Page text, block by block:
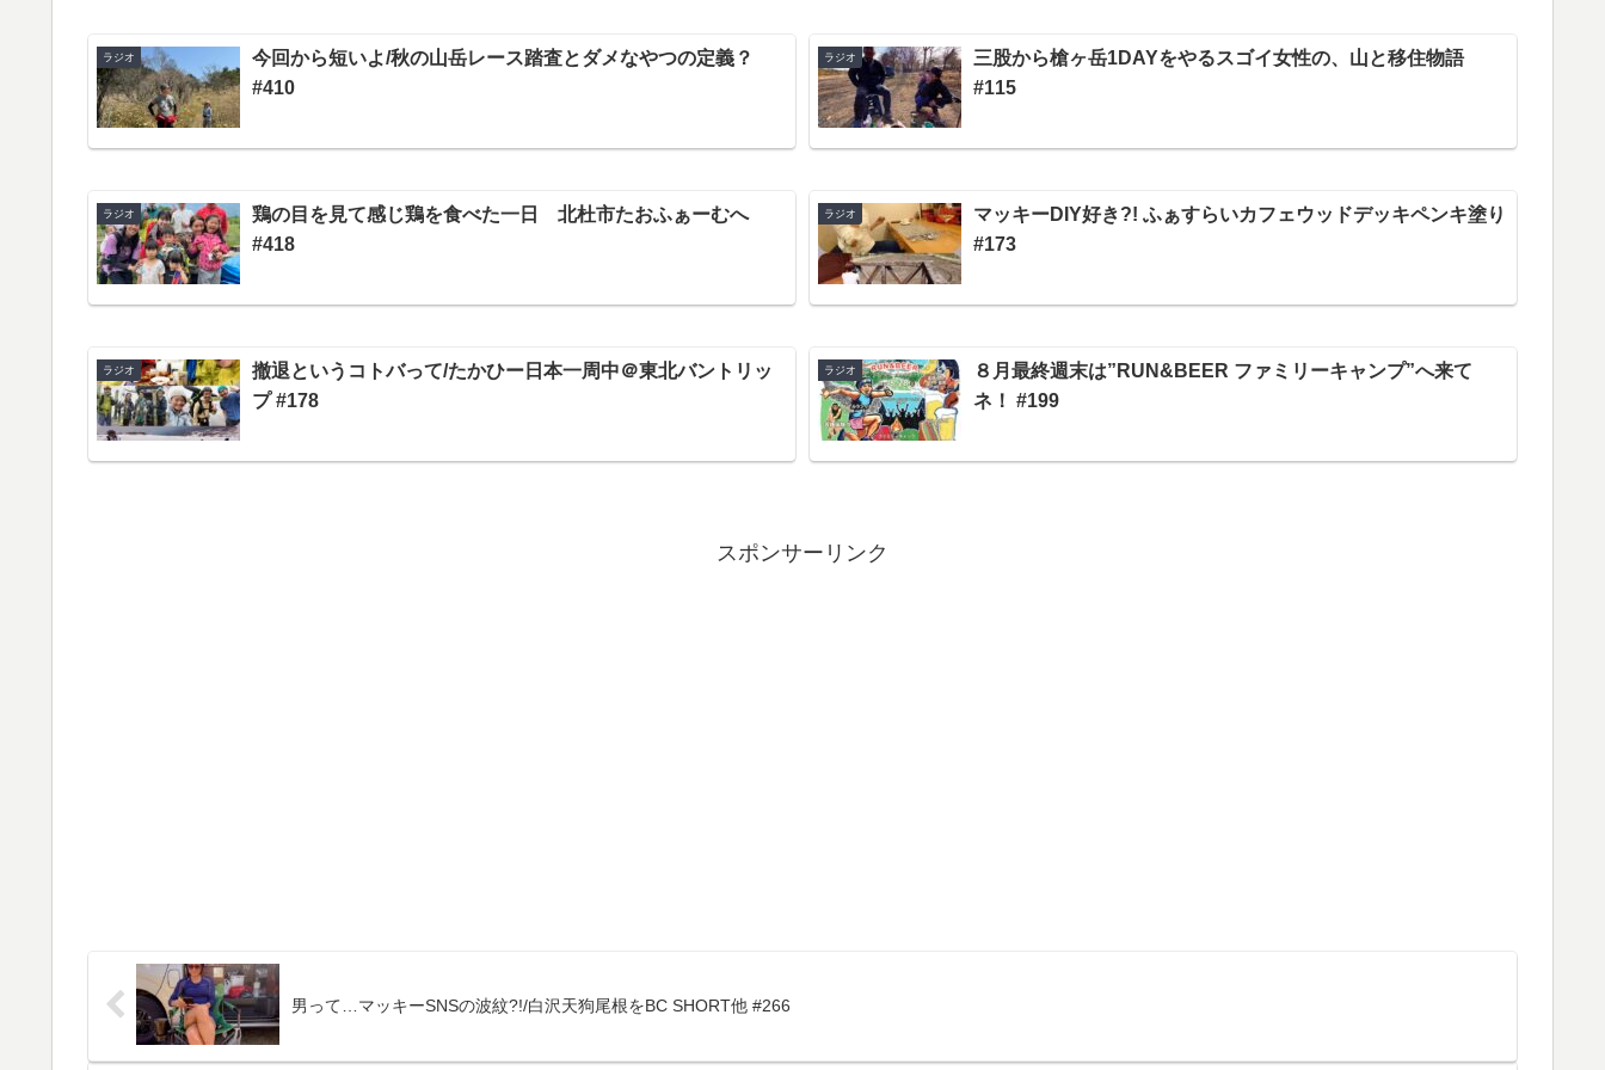
ラジオ
今回から短いよ/秋の山岳レース踏査とダメなやつの定義？
#410
ラジオ
三股から槍ヶ岳1DAYをやるスゴイ女性の、山と移住物語
#115
ラジオ
鶏の目を見て感じ鶏を食べた一日 北杜市たおふぁーむへ
#418
ラジオ
マッキーDIY好き?! ふぁすらいカフェウッドデッキペンキ塗り
#173
ラジオ
撤退というコトバって/たかひー日本一周中＠東北バントリッ
プ #178
ラジオ
８月最終週末は”RUN&BEER ファミリーキャンプ”へ来て
ネ！ #199
スポンサーリンク
男って…マッキーSNSの波紋?!/白沢天狗尾根をBC SHORT他 #266